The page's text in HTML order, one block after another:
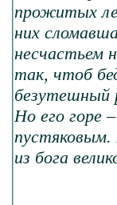
прожитых
них
несчастьем
так, чтоб
безутешный
Но его горе
из бога